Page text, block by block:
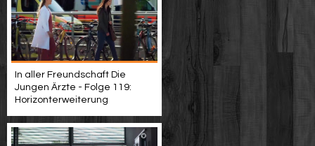
In aller Freundschaft Die
Jungen Ärzte - Folge 119:
Horizonterweiterung